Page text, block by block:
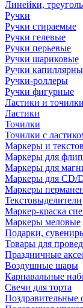
Линейки,
Ручки
Ручки стираемые
Ручки гелевые
Ручки перьевые
Ручки шариковые
Ручки
Ручки-роллеры
Ручки фигурные
Ластики и точилки
Ластики
Точилки
Точилки с
Маркеры и
Маркеры для
Маркеры для
Маркеры для CD/
Маркеры
Текстовыделители
Маркер-краска
Маркеры меловые
Подарки,
Товары для
Праздничные
Воздушные шары
Карнавальные
Свечи для торта
Поздравительные